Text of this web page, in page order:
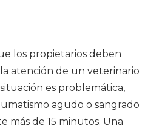
los propietarios deben
atención de un veterinario
es problemática,
agudo o sangrado
más de 15 minutos. Una